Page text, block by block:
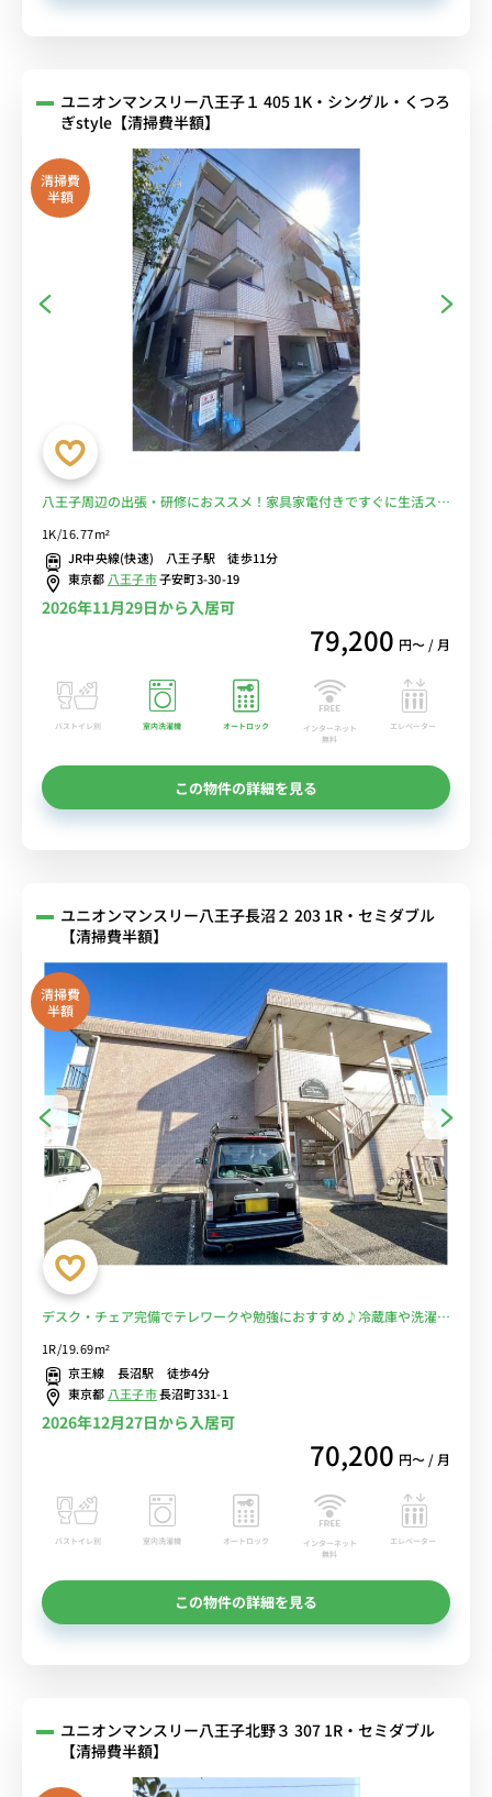
ユニオンマンスリー八王子１ 405 1K・シングル・くつろ
ぎstyle【清掃費半額】
清掃費
半額
八王子周辺の出張・研修におススメ！家具家電付きですぐに生活スタ
1K/16.77m²
JR中央線(快速) 八王子駅 徒歩11分
東京都 八王子市子安町3-30-19
2026年11月29日から入居可
79,200 円〜 / 月
バストイレ別 室内洗濯機 オートロック
インターネット
無料
エレベーター
この物件の詳細を見る
ユニオンマンスリー八王子長沼２ 203 1R・セミダブル
【清掃費半額】
清掃費
半額
デスク・チェア完備でテレワークや勉強におすすめ♪冷蔵庫や洗濯機
で乗換なしでアクセス■選べるWi-Fi格安レンタル中！
1R/19.69m²
京王線 長沼駅 徒歩4分
東京都 八王子市長沼町331-1
2026年12月27日から入居可
70,200 円〜 / 月
バストイレ別 室内洗濯機 オートロック
インターネット
無料
エレベーター
この物件の詳細を見る
ユニオンマンスリー八王子北野３ 307 1R・セミダブル
【清掃費半額】